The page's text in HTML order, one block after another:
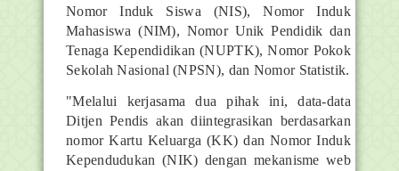
Nomor Induk Siswa (NIS), Nomor Induk
Mahasiswa (NIM), Nomor Unik Pendidik dan
Tenaga Kependidikan (NUPTK), Nomor Pokok
Sekolah Nasional (NPSN), dan Nomor Statistik.
"Melalui kerjasama dua pihak ini, data-data
Ditjen Pendis akan diintegrasikan berdasarkan
nomor Kartu Keluarga (KK) dan Nomor Induk
Kependudukan (NIK) dengan mekanisme web